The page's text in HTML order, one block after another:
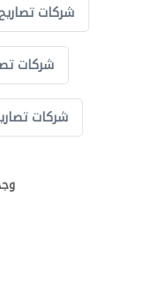
شركات
شركات
شركات
وجدنا 0 شركات